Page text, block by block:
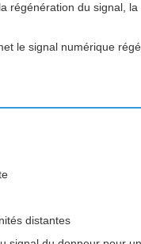
régénération du signal,
le signal numérique
distantes